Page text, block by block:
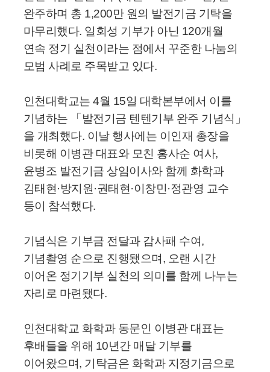
완주하며 총 1,200만 원의 발전기금 기탁을
마무리했다. 일회성 기부가 아닌 120개월
연속 정기 실천이라는 점에서 꾸준한 나눔의
모범 사례로 주목받고 있다.
인천대학교는 4월 15일 대학본부에서 이를
기념하는 「발전기금 텐텐기부 완주 기념식」
을 개최했다. 이날 행사에는 이인재 총장을
비롯해 이병관 대표와 모친 홍사순 여사,
윤병조 발전기금 상임이사와 함께 화학과
김태현·방지원·권태현·이창민·정관영 교수
등이 참석했다.
기념식은 기부금 전달과 감사패 수여,
기념촬영 순으로 진행됐으며, 오랜 시간
이어온 정기기부 실천의 의미를 함께 나누는
자리로 마련됐다.
인천대학교 화학과 동문인 이병관 대표는
후배들을 위해 10년간 매달 기부를
이어왔으며, 기탁금은 화학과 지정기금으로